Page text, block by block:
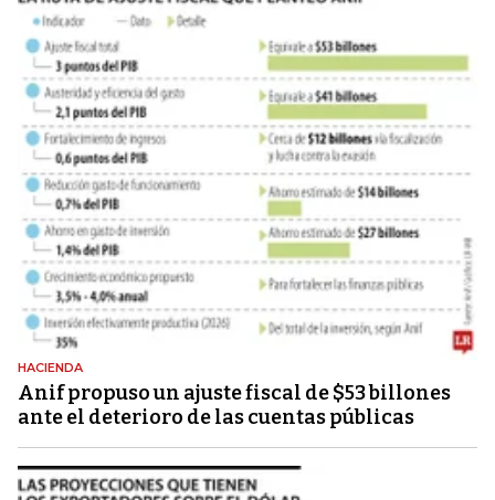
HACIENDA
Anif propuso un ajuste fiscal de $53 billones
ante el deterioro de las cuentas públicas